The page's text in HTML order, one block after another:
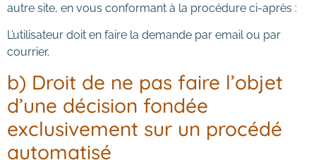
autre site, en vous conformant à la procédure ci-après :
L’utilisateur doit en faire la demande par email ou par
courrier.
b) Droit de ne pas faire l’objet
d’une décision fondée
exclusivement sur un procédé
automatisé